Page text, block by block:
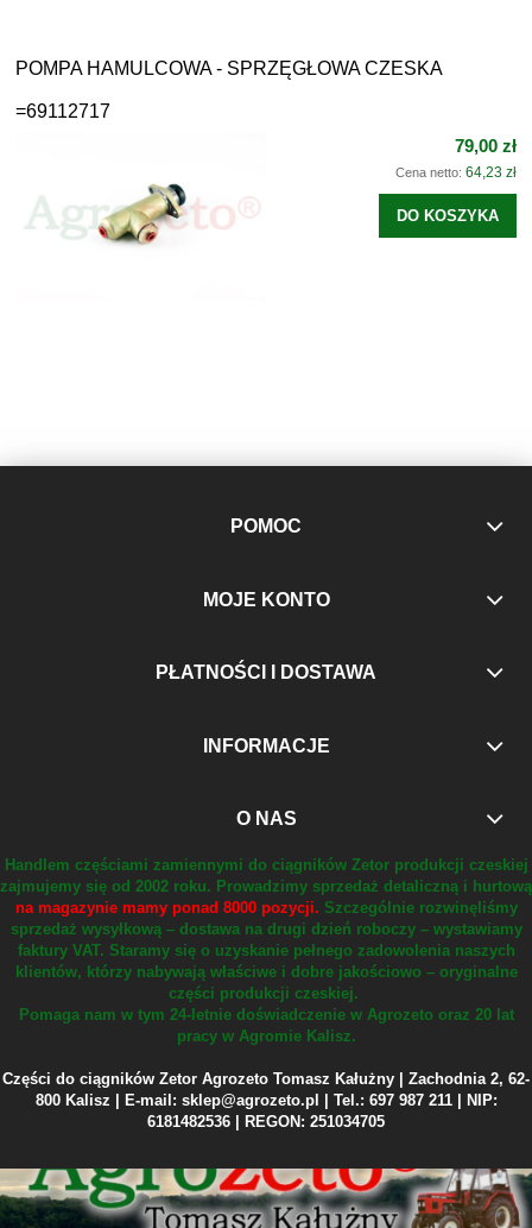
POMPA HAMULCOWA - SPRZĘGŁOWA CZESKA
=69112717
79,00 zł
Cena netto: 64,23 zł
DO KOSZYKA
POMOC
MOJE KONTO
PŁATNOŚCI I DOSTAWA
INFORMACJE
O NAS
Handlem częściami zamiennymi do ciągników Zetor produkcji czeskiej
zajmujemy się od 2002 roku. Prowadzimy sprzedaż detaliczną i hurtową
na magazynie mamy ponad 8000 pozycji. Szczególnie rozwinęliśmy
sprzedaż wysyłkową – dostawa na drugi dzień roboczy – wystawiamy
faktury VAT. Staramy się o uzyskanie pełnego zadowolenia naszych
klientów, którzy nabywają właściwe i dobre jakościowo – oryginalne
części produkcji czeskiej.
Pomaga nam w tym 24-letnie doświadczenie w Agrozeto oraz 20 lat
pracy w Agromie Kalisz.
Części do ciągników Zetor Agrozeto Tomasz Kałużny | Zachodnia 2, 62-
800 Kalisz | E-mail: sklep@agrozeto.pl | Tel.: 697 987 211 | NIP:
6181482536 | REGON: 251034705